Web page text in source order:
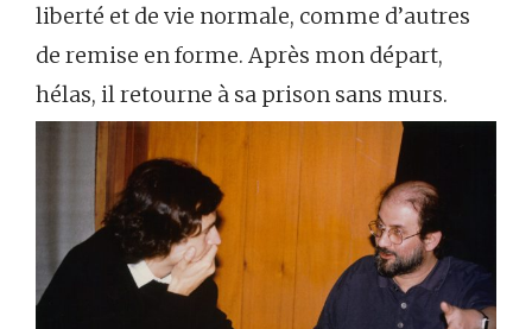
liberté et de vie normale, comme d’autres
de remise en forme. Après mon départ,
hélas, il retourne à sa prison sans murs.